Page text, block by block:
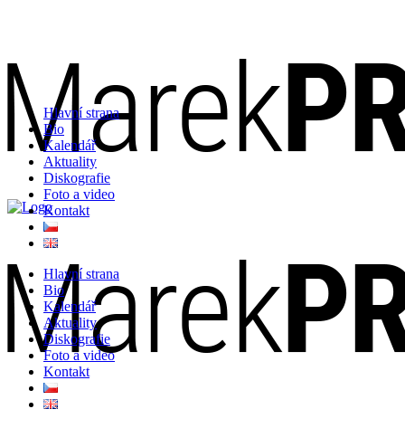
Hlavní strana
Bio
Kalendář
Aktuality
Diskografie
Foto a video
Kontakt
Hlavní strana
Bio
Kalendář
Aktuality
Diskografie
Foto a video
Kontakt